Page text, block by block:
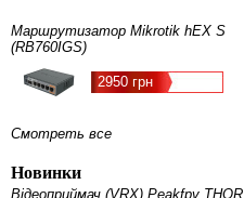
Маршрутизатор Mikrotik hEX S
(RB760IGS)
2950 грн
Смотреть все
Новинки
Відеоприймач (VRX) Peakfpv THOR